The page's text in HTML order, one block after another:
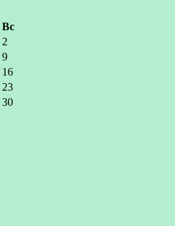
Вс
2
9
16
23
30